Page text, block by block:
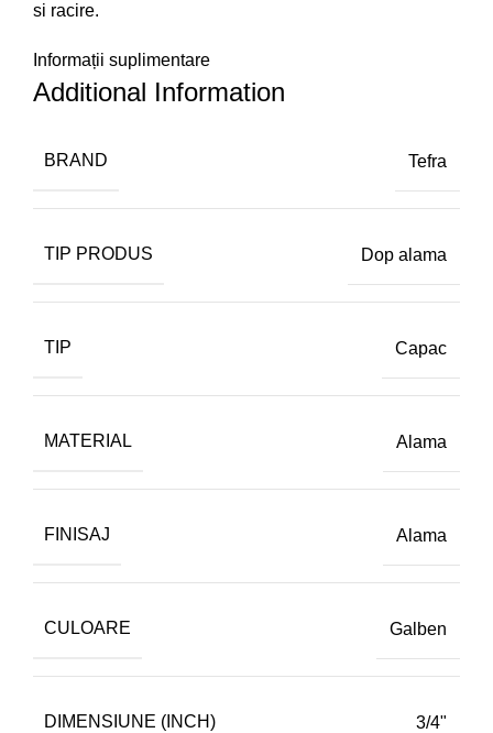
si racire.
Informații suplimentare
Additional Information
BRAND Tefra
TIP PRODUS Dop alama
TIP Capac
MATERIAL Alama
FINISAJ Alama
CULOARE Galben
DIMENSIUNE (INCH) 3/4"